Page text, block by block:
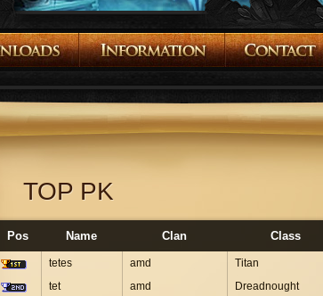
TOP PK
Pos Name Clan Class
tetes amd Titan
tet
amd Dreadnought